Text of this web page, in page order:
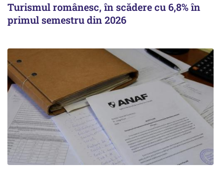
Turismul românesc, în scădere cu 6,8% în
primul semestru din 2026